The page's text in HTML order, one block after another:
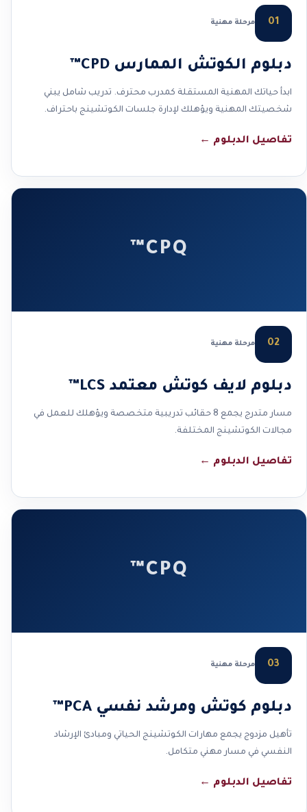
01 مرحلة مهنية
دبلوم الكوتش الممارس CPD™
ابدأ حياتك المهنية المستقلة كمدرب محترف. تدريب شامل يبني
شخصيتك المهنية ويؤهلك لإدارة جلسات الكوتشينج باحتراف.
تفاصيل الدبلوم ←
CPQ™
02 مرحلة مهنية
دبلوم لايف كوتش معتمد LCS™
مسار متدرج يجمع 8 حقائب تدريبية متخصصة ويؤهلك للعمل في
مجالات الكوتشينج المختلفة.
تفاصيل الدبلوم ←
CPQ™
03 مرحلة مهنية
دبلوم كوتش ومرشد نفسي PCA™
تأهيل مزدوج يجمع مهارات الكوتشينج الحياتي ومبادئ الإرشاد
النفسي في مسار مهني متكامل.
تفاصيل الدبلوم ←